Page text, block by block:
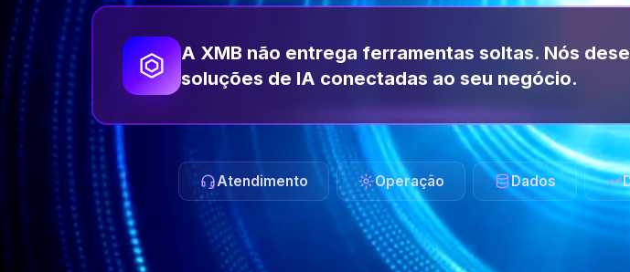
A XMB não entrega ferramentas soltas. Nós
soluções de IA conectadas ao seu negócio.
Atendimento Operação Dados